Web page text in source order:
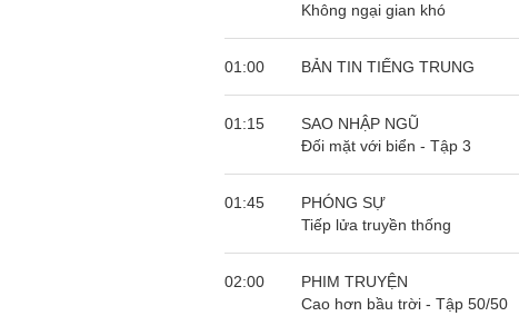
Không ngại gian khó
01:00 BẢN TIN TIẾNG TRUNG
01:15
SAO NHẬP NGŨ
Đối mặt với biển - Tập 3
01:45
PHÓNG SỰ
Tiếp lửa truyền thống
02:00
PHIM TRUYỆN
Cao hơn bầu trời - Tập 50/50